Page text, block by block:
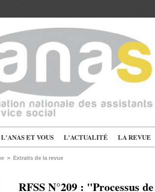
L'ANAS ET VOUS L'ACTUALITÉ LA REVUE
> Extraits de la revue
RFSS N°209 : "Processus